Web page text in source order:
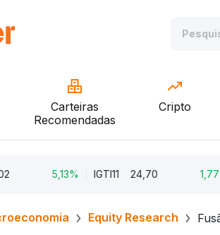
Carteiras
Recomendadas
Cripto
5,13% IGTI11 24,70 1,77%
Equity Research